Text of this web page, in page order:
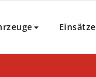
Einsätze